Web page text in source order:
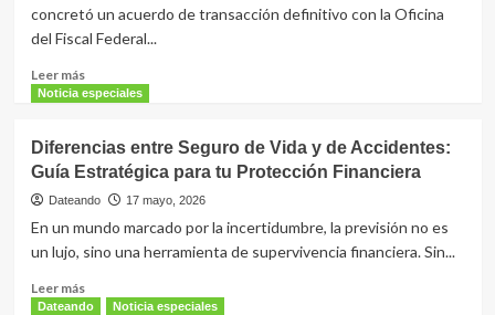
de
los
y
los
detalles!
Solicitar
tu
Aval
en
Internacional
de
Seguros
concretó un acuerdo de transacción definitivo con la Oficina
del Fiscal Federal...
Leer másLeer
más
de
EEUU
cierra
caso
Hjalmar
Gibelli
Noticia especiales
Diferencias entre Seguro de Vida y de Accidentes:
Guía Estratégica para tu Protección Financiera
Dateando 17 mayo, 2026
En un mundo marcado por la incertidumbre, la previsión no es
un lujo, sino una herramienta de supervivencia financiera. Sin...
Leer másLeer
más
Dateando Noticia especiales